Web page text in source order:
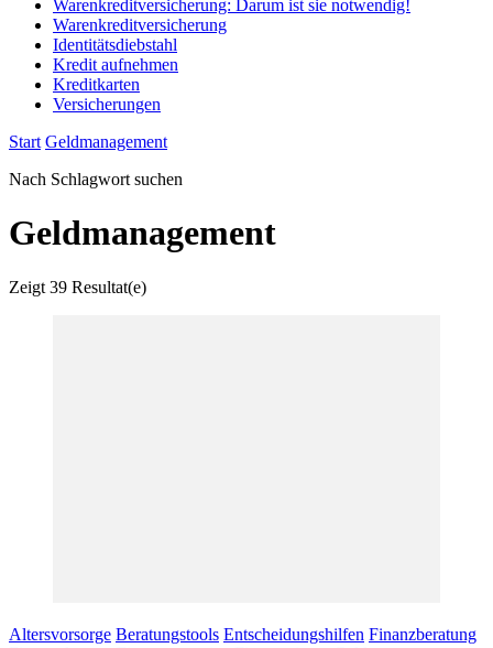
Warenkreditversicherung: Darum ist sie notwendig!
Warenkreditversicherung
Identitätsdiebstahl
Kredit aufnehmen
Kreditkarten
Versicherungen
Start Geldmanagement
Nach Schlagwort suchen
Geldmanagement
Zeigt 39 Resultat(e)
Altersvorsorge Beratungstools Entscheidungshilfen Finanzberatung